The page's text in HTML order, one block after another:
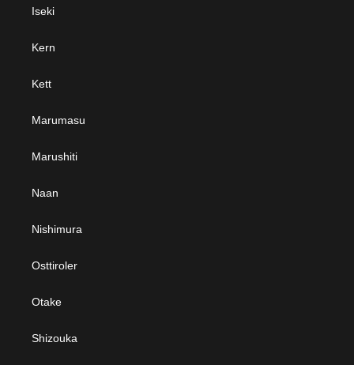
Iseki
Kern
Kett
Marumasu
Marushiti
Naan
Nishimura
Osttiroler
Otake
Shizouka